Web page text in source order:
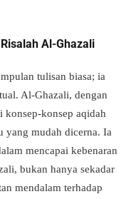
Al-Ghazali
tulisan biasa; ia
Al-Ghazali, dengan
konsep-konsep aqidah
yang mudah dicerna. Ia
mencapai kebenaran
bukan hanya sekadar
mendalam terhadap